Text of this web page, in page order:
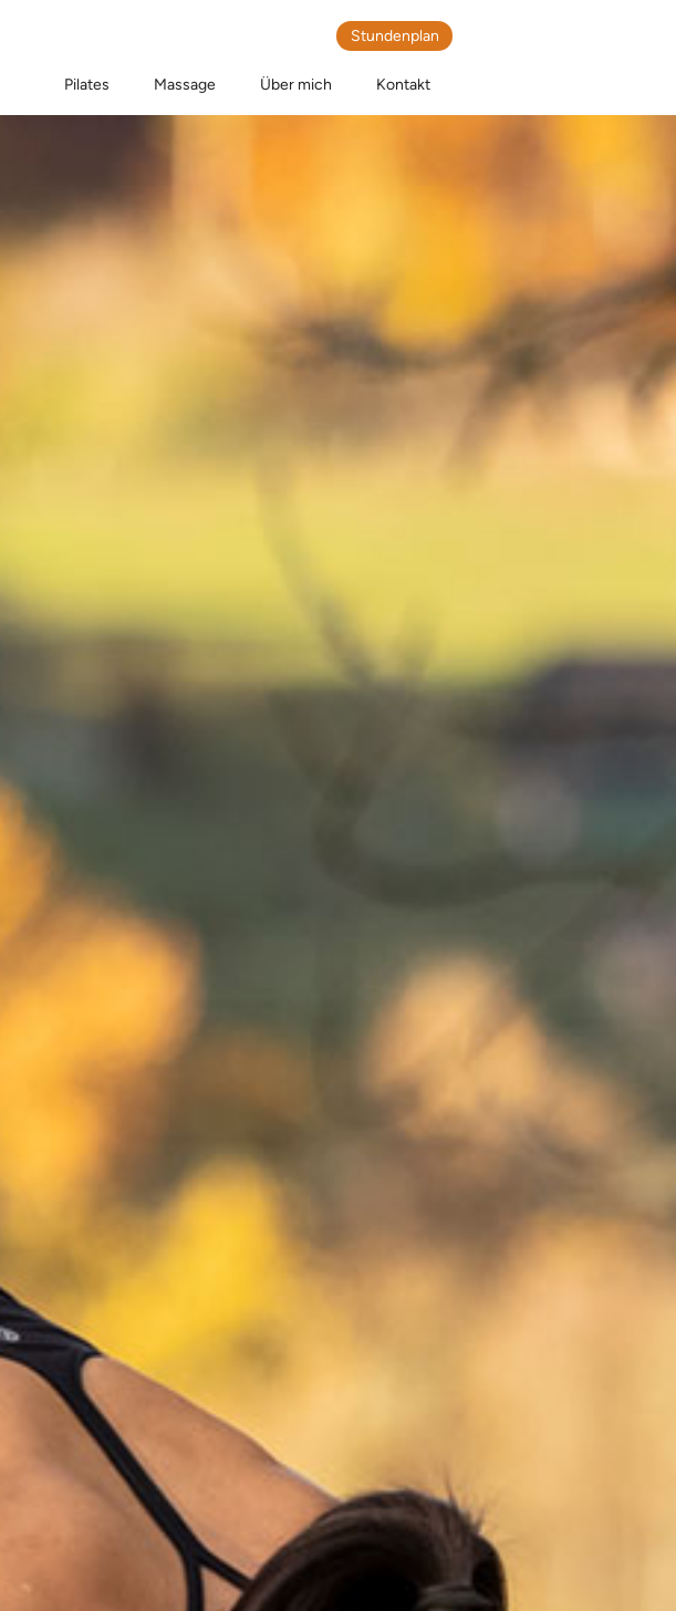
Stundenplan
Pilates Massage Über mich Kontakt